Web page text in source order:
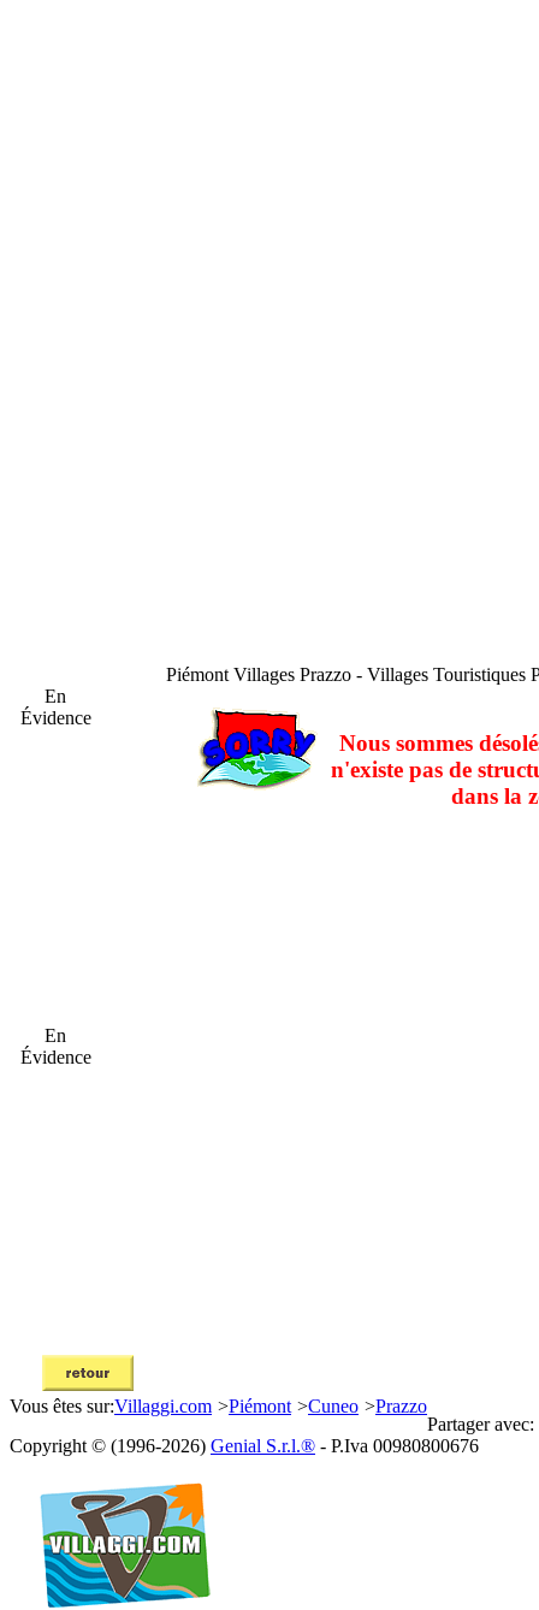
En
Évidence
En
Évidence
Piémont Villages Prazzo - Villages Touristiques
Nous sommes
n'existe pas de
dans la
Vous êtes sur:Villaggi.com >Piémont >Cuneo >Prazzo
Partager avec:
Copyright © (1996-2026) Genial S.r.l.® - P.Iva 00980800676